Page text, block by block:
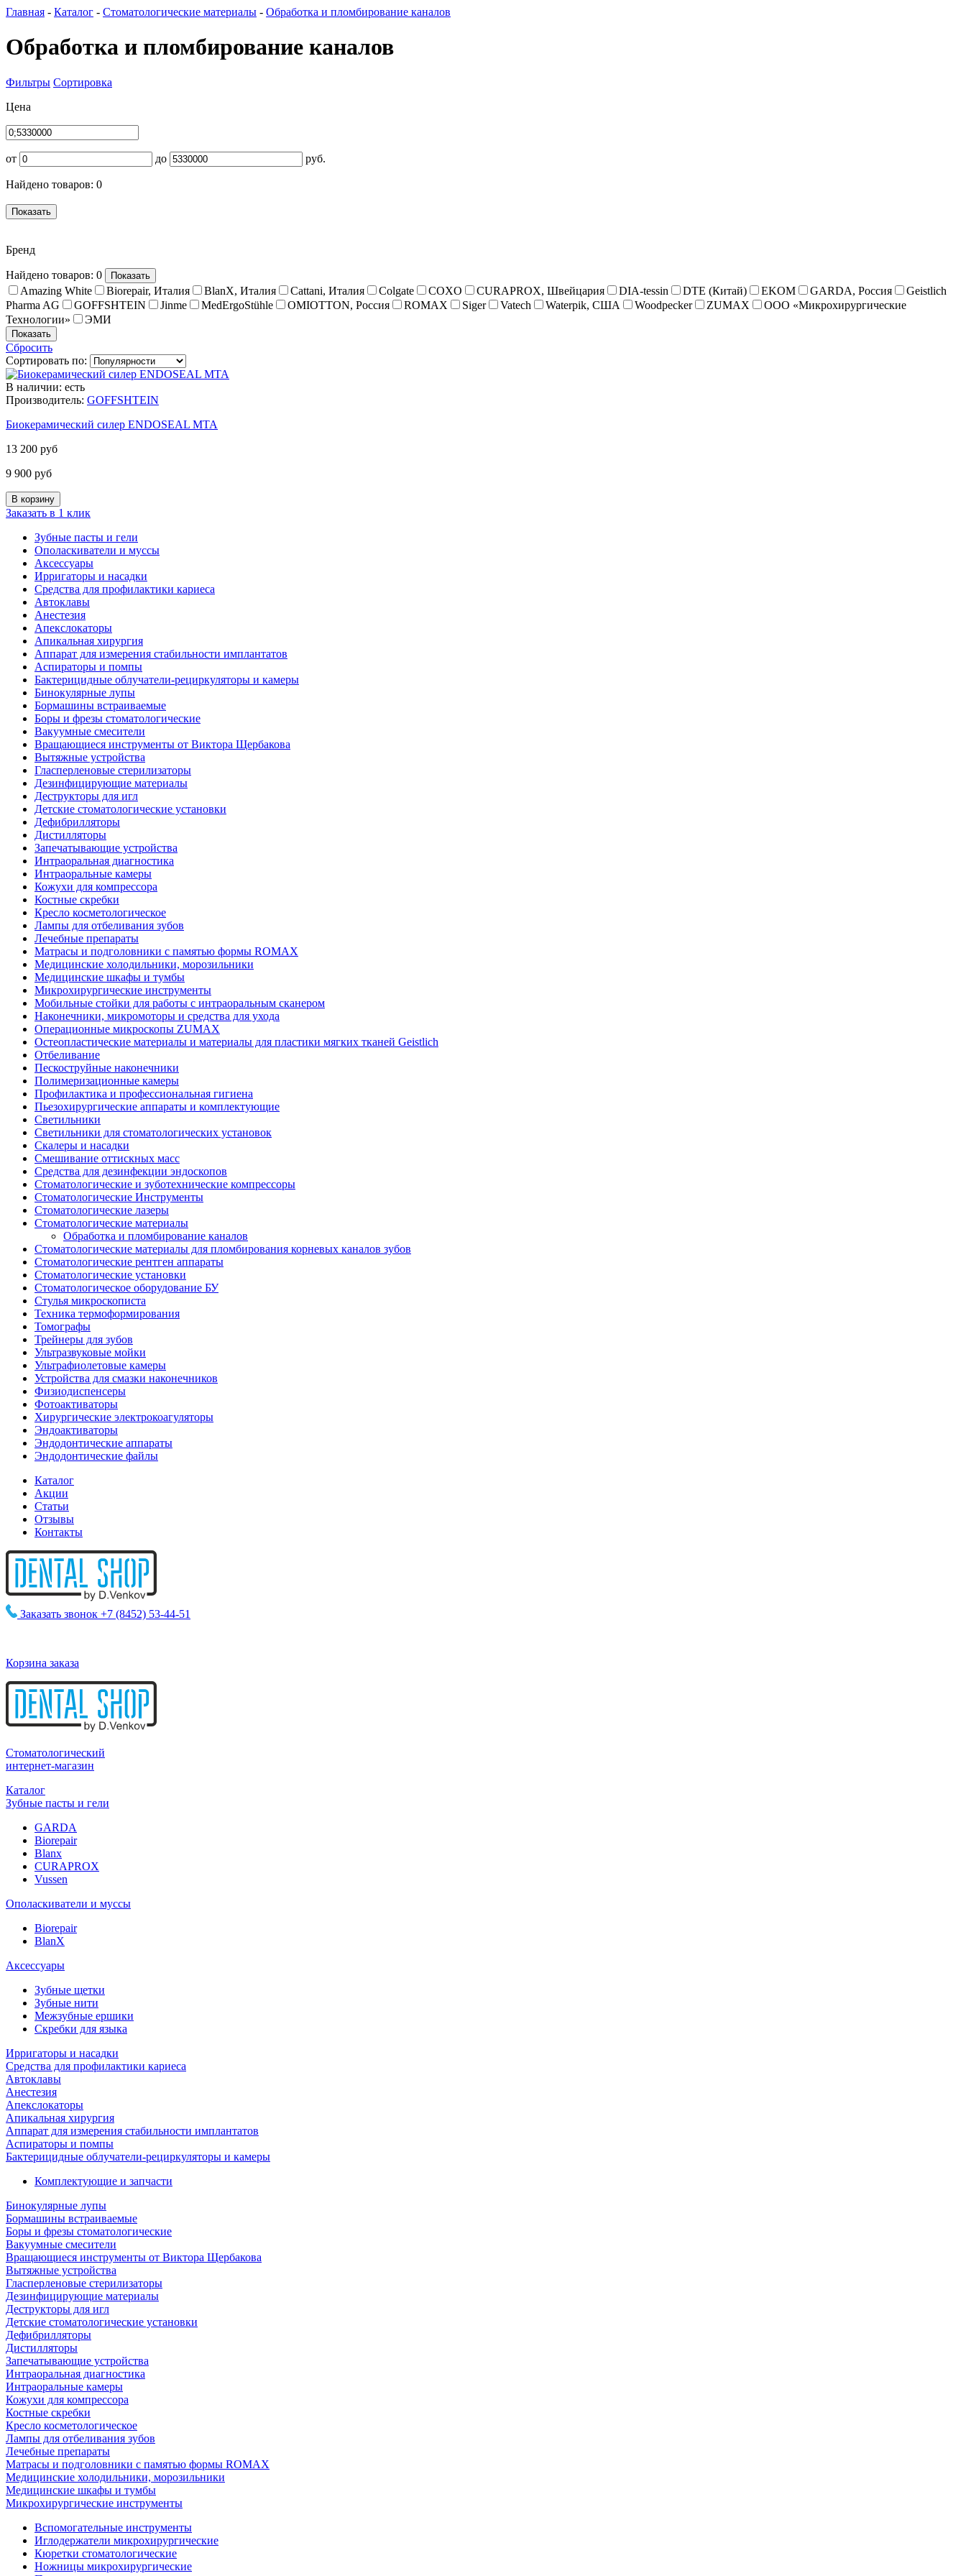
Главная - Каталог - Стоматологические материалы - Обработка и пломбирование каналов
Обработка и пломбирование каналов
Фильтры Сортировка
Цена
от до руб.
Найдено товаров: 0
Показать
Бренд
Найдено товаров: 0 Показать
Amazing White Biorepair, Италия BlanX, Италия Cattani, Италия Colgate COXO CURAPROX, Швейцария DIA-tessin DTE (Китай) EKOM GARDA, Россия
Geistlich
Pharma AG
GOFFSHTEIN Jinme MedErgoStühle OMIOTTON, Россия ROMAX Siger Vatech Waterpik, США Woodpecker ZUMAX
ООО «Микрохирургические
Технологии»
ЭМИ
Показать
Сбросить
Сортировать по:
В наличии: есть
Производитель: GOFFSHTEIN
Биокерамический силер ENDOSEAL MTA
13 200 руб
9 900 руб
Заказать в 1 клик
Зубные пасты и гели
Ополаскиватели и муссы
Аксессуары
Ирригаторы и насадки
Средства для профилактики кариеса
Автоклавы
Анестезия
Апекслокаторы
Апикальная хирургия
Аппарат для измерения стабильности имплантатов
Аспираторы и помпы
Бактерицидные облучатели-рециркуляторы и камеры
Бинокулярные лупы
Бормашины встраиваемые
Боры и фрезы стоматологические
Вакуумные смесители
Вращающиеся инструменты от Виктора Щербакова
Вытяжные устройства
Гласперленовые стерилизаторы
Дезинфицирующие материалы
Деструкторы для игл
Детские стоматологические установки
Дефибрилляторы
Дистилляторы
Запечатывающие устройства
Интраоральная диагностика
Интраоральные камеры
Кожухи для компрессора
Костные скребки
Кресло косметологическое
Лампы для отбеливания зубов
Лечебные препараты
Матрасы и подголовники с памятью формы ROMAX
Медицинские холодильники, морозильники
Медицинские шкафы и тумбы
Микрохирургические инструменты
Мобильные стойки для работы с интраоральным сканером
Наконечники, микромоторы и средства для ухода
Операционные микроскопы ZUMAX
Остеопластические материалы и материалы для пластики мягких тканей Geistlich
Отбеливание
Пескоструйные наконечники
Полимеризационные камеры
Профилактика и профессиональная гигиена
Пьезохирургические аппараты и комплектующие
Светильники
Светильники для стоматологических установок
Скалеры и насадки
Смешивание оттискных масс
Средства для дезинфекции эндоскопов
Стоматологические и зуботехнические компрессоры
Стоматологические Инструменты
Стоматологические лазеры
Стоматологические материалы
Обработка и пломбирование каналов
Стоматологические материалы для пломбирования корневых каналов зубов
Стоматологические рентген аппараты
Стоматологические установки
Стоматологическое оборудование БУ
Стулья микроскописта
Техника термоформирования
Томографы
Трейнеры для зубов
Ультразвуковые мойки
Ультрафиолетовые камеры
Устройства для смазки наконечников
Физиодиспенсеры
Фотоактиваторы
Хирургические электрокоагуляторы
Эндоактиваторы
Эндодонтические аппараты
Эндодонтические файлы
Каталог
Акции
Статьи
Отзывы
Контакты
Заказать звонок +7 (8452) 53-44-51
Корзина заказа
Стоматологический
интернет-магазин
Каталог
Зубные пасты и гели
GARDA
Biorepair
Blanx
CURAPROX
Vussen
Ополаскиватели и муссы
Biorepair
BlanX
Аксессуары
Зубные щетки
Зубные нити
Межзубные ершики
Скребки для языка
Ирригаторы и насадки
Средства для профилактики кариеса
Автоклавы
Анестезия
Апекслокаторы
Апикальная хирургия
Аппарат для измерения стабильности имплантатов
Аспираторы и помпы
Бактерицидные облучатели-рециркуляторы и камеры
Комплектующие и запчасти
Бинокулярные лупы
Бормашины встраиваемые
Боры и фрезы стоматологические
Вакуумные смесители
Вращающиеся инструменты от Виктора Щербакова
Вытяжные устройства
Гласперленовые стерилизаторы
Дезинфицирующие материалы
Деструкторы для игл
Детские стоматологические установки
Дефибрилляторы
Дистилляторы
Запечатывающие устройства
Интраоральная диагностика
Интраоральные камеры
Кожухи для компрессора
Костные скребки
Кресло косметологическое
Лампы для отбеливания зубов
Лечебные препараты
Матрасы и подголовники с памятью формы ROMAX
Медицинские холодильники, морозильники
Медицинские шкафы и тумбы
Микрохирургические инструменты
Вспомогательные инструменты
Иглодержатели микрохирургические
Кюретки стоматологические
Ножницы микрохирургические